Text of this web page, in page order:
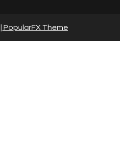
PopularFX Theme